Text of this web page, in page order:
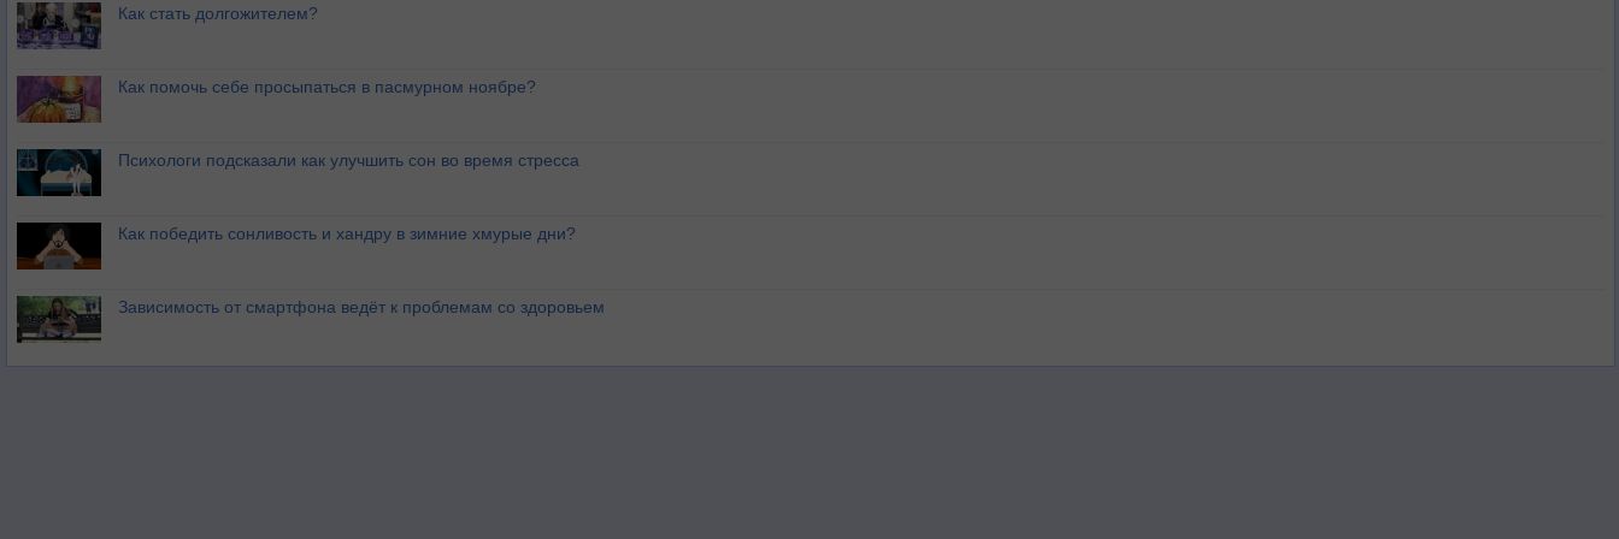
Как стать долгожителем?
Как помочь себе просыпаться в пасмурном ноябре?
Психологи подсказали как улучшить сон во время стресса
Как победить сонливость и хандру в зимние хмурые дни?
Зависимость от смартфона ведёт к проблемам со здоровьем